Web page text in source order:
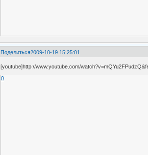
Поделиться2009-10-19 15:25:01
[youtube]http://www.youtube.com/
0